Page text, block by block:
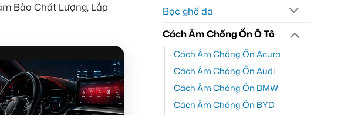
Bảo Chất Lượng, Lắp
Bọc ghế da
Cách Âm Chống Ồn Ô Tô
Cách Âm Chống Ồn Acura
Cách Âm Chống Ồn Audi
Cách Âm Chống Ồn BMW
Cách Âm Chống Ồn BYD